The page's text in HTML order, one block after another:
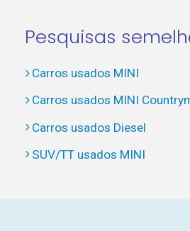
Pesquisas
Carros usados MINI
Carros usados MINI
Carros usados Diesel
SUV/TT usados MINI